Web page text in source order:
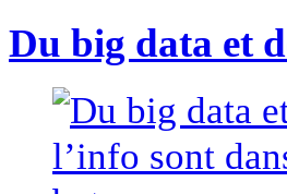
Du big data et